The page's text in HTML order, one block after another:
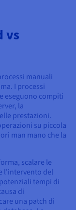
vs
manuali
I processi
eseguono compiti
la
prestazioni.
su piccola
man mano che la
scalare le
l'intervento del
tempi di
di
una patch di